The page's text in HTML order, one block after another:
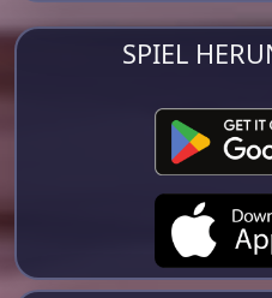
SPIEL